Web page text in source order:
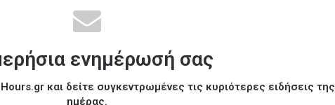
ενημέρωσή σας
και δείτε συγκεντρωμένες τις κυριότερες ειδήσεις της
ημέρας.